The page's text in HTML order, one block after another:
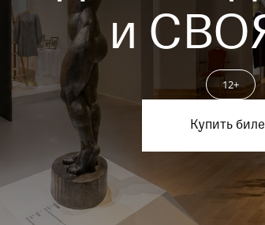
и
12+
Купить